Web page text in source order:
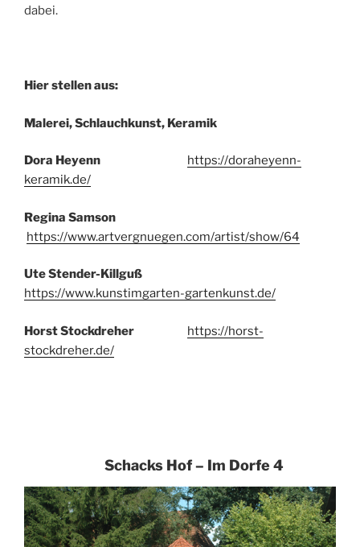
dabei.
Hier stellen aus:
Malerei, Schlauchkunst, Keramik
Dora Heyenn
https://doraheyenn-
keramik.de/
Regina Samson
https://www.artvergnuegen.com/artist/show/64
Ute Stender-Killguß
https://www.kunstimgarten-gartenkunst.de/
Horst Stockdreher
https://horst-
stockdreher.de/
Schacks Hof – Im Dorfe 4